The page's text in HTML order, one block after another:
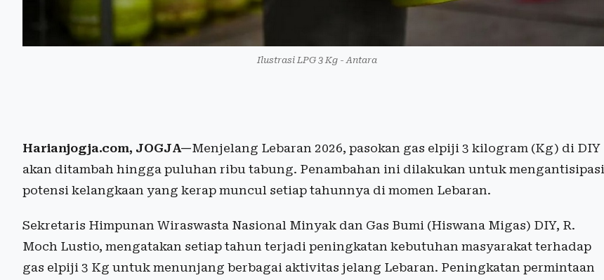
Ilustrasi LPG 3 Kg - Antara
Harianjogja.com, JOGJA—Menjelang Lebaran 2026, pasokan gas elpiji 3 kilogram (Kg) di DIY
akan ditambah hingga puluhan ribu tabung. Penambahan ini dilakukan untuk mengantisipasi
potensi kelangkaan yang kerap muncul setiap tahunnya di momen Lebaran.
Sekretaris Himpunan Wiraswasta Nasional Minyak dan Gas Bumi (Hiswana Migas) DIY, R.
Moch Lustio, mengatakan setiap tahun terjadi peningkatan kebutuhan masyarakat terhadap
gas elpiji 3 Kg untuk menunjang berbagai aktivitas jelang Lebaran. Peningkatan permintaan